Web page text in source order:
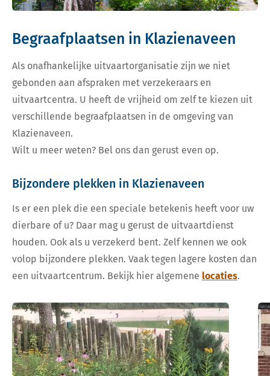
Begraafplaatsen in Klazienaveen
Als onafhankelijke uitvaartorganisatie zijn we niet
gebonden aan afspraken met verzekeraars en
uitvaartcentra. U heeft de vrijheid om zelf te kiezen uit
verschillende begraafplaatsen in de omgeving van
Klazienaveen.
Wilt u meer weten? Bel ons dan gerust even op.
Bijzondere plekken in Klazienaveen
Is er een plek die een speciale betekenis heeft voor uw
dierbare of u? Daar mag u gerust de uitvaartdienst
houden. Ook als u verzekerd bent. Zelf kennen we ook
volop bijzondere plekken. Vaak tegen lagere kosten dan
een uitvaartcentrum. Bekijk hier algemene locaties.